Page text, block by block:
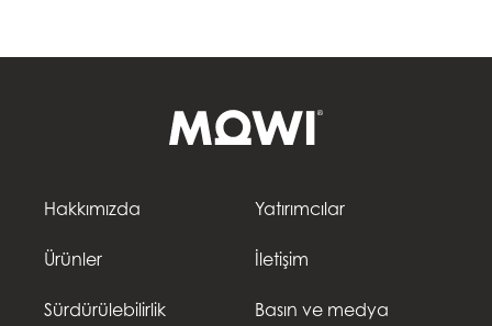
Hakkımızda
Ürünler
Sürdürülebilirlik
Yatırımcılar
İletişim
Basın ve medya